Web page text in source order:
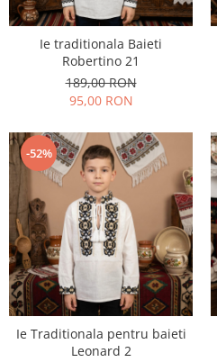
Ie traditionala Baieti
Robertino 21
189,00 RON
95,00 RON
-52%
Ie Traditionala pentru baieti
Leonard 2